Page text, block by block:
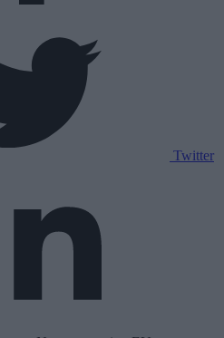
Twitter